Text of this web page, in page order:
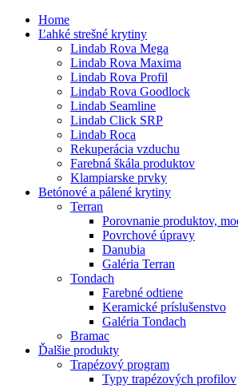
Home
Ľahké strešné krytiny
Lindab Rova Mega
Lindab Rova Maxima
Lindab Rova Profil
Lindab Rova Goodlock
Lindab Seamline
Lindab Click SRP
Lindab Roca
Rekuperácia vzduchu
Farebná škála produktov
Klampiarske prvky
Betónové a pálené krytiny
Terran
Porovnanie produktov,
Povrchové úpravy
Danubia
Galéria Terran
Tondach
Farebné odtiene
Keramické príslušenstvo
Galéria Tondach
Bramac
Ďalšie produkty
Trapézový program
Typy trapézových profilov